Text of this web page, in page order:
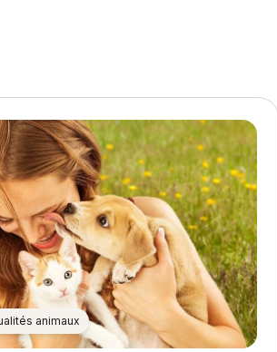
animaux